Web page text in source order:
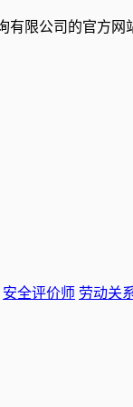
限公司的官方网
安全评价师 劳动关